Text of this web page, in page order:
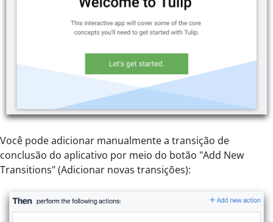
Você pode adicionar manualmente a transição de
conclusão do aplicativo por meio do botão "Add New
Transitions" (Adicionar novas transições):